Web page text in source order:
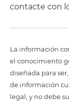
contacte con
La información
el conocimiento
diseñada para
de información
legal, y no debe